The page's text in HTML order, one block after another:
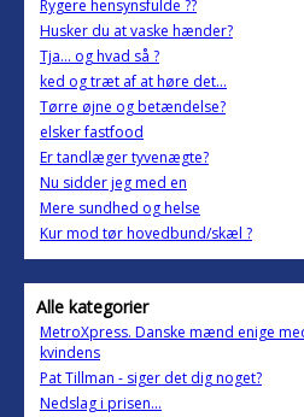
Rygere hensynsfulde ??
Husker du at vaske hænder?
Tja... og hvad så ?
ked og træt af at høre det...
Tørre øjne og betændelse?
elsker fastfood
Er tandlæger tyvenægte?
Nu sidder jeg med en
Mere sundhed og helse
Kur mod tør hovedbund/skæl ?
Alle kategorier
MetroXpress. Danske mænd enige
kvindens
Pat Tillman - siger det dig noget?
Nedslag i prisen...